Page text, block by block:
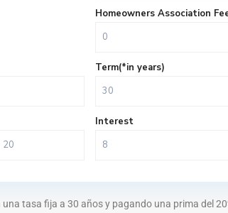
Homeowners Association
Term(*in years)
Interest
tasa fija a 30 años y pagando una prima del